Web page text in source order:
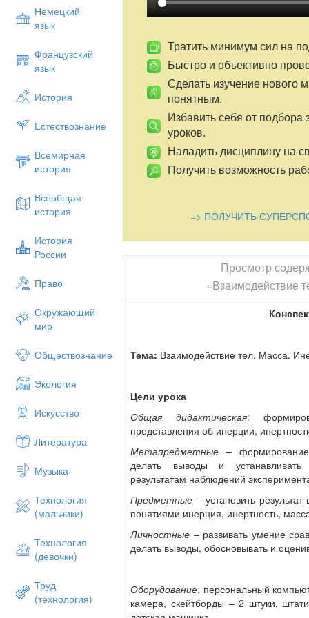
Немецкий
язык
Французский
язык
История
Естествознание
Всемирная
история
Всеобщая
история
История
России
Право
Окружающий
мир
Обществознание
Экология
Искусство
Литература
Музыка
Технология
(мальчики)
Технология
(девочки)
Труд
(технология)
стальной, нить с петлёй на
Ход урока.
1. Организационный этап
Сегодня вы не просто 7 класс, а
ваш главный научный руководитель.
4 человека. Каждая группа будет
научно – исследовательского
сделать небольшое открытие и
экспериментаторов для выполнения
представляет собой единый
сделать новое открытие.
2. Этап всесторонней проверки
Дайте определение
Тратить минимум сил на
Быстро и объективно
Сделать изучение нового
понятным.
Избавить себя от подбора
уроков.
Наладить дисциплину на
Получить возможность
=> ПОЛУЧИТЬ
Просмотр
«Взаимодействие
Тема: Взаимодействие тел. Масса.
Цели урока
Общая дидактическая:
представления об инерции,
Метапредметные –
делать выводы и устанавливать
результатам наблюдений
Предметные – установить
понятиями инерция, инертность,
Личностные – развивать умение
делать выводы, обосновывать и
Оборудование: персональный
камера, скейтборды – 2 штуки,